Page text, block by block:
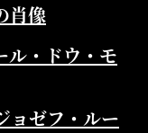
像
・ドウ・モ
ゼフ・ルー